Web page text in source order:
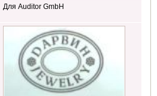
Для Auditor GmbH